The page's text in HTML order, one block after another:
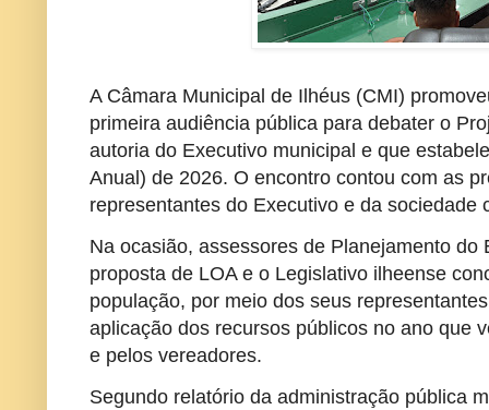
A Câmara Municipal de Ilhéus (CMI)
primeira audiência pública para debater o
autoria do Executivo municipal e que
Anual) de 2026. O encontro contou com as
representantes do Executivo e da sociedade
Na ocasião, assessores de Planejamento do
proposta de LOA e o Legislativo ilheense
população, por meio dos seus
aplicação dos recursos públicos no ano que
e pelos vereadores.
Segundo relatório da administração pública